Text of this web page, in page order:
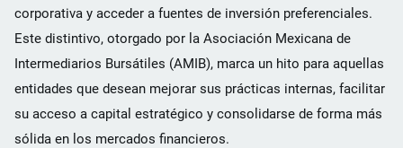
corporativa y acceder a fuentes de inversión preferenciales.
Este distintivo, otorgado por la Asociación Mexicana de
Intermediarios Bursátiles (AMIB), marca un hito para aquellas
entidades que desean mejorar sus prácticas internas, facilitar
su acceso a capital estratégico y consolidarse de forma más
sólida en los mercados financieros.